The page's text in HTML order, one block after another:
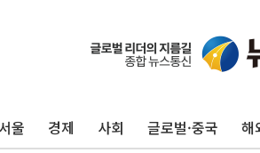
울 경제 사회 글로벌·중국 해